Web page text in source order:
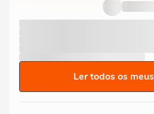
Ler todos os